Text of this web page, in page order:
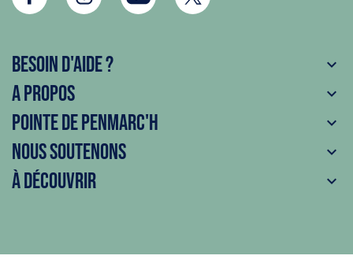
Besoin d'aide ? 
A propos 
Pointe de Penmarc'h 
Nous soutenons 
À découvrir 